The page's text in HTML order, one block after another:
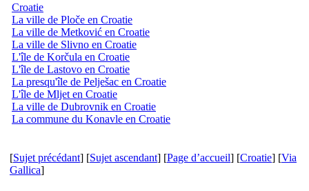
Croatie
La ville de Ploče en Croatie
La ville de Metković en Croatie
La ville de Slivno en Croatie
L'île de Korčula en Croatie
L'île de Lastovo en Croatie
La presqu'île de Pelješac en Croatie
L'île de Mljet en Croatie
La ville de Dubrovnik en Croatie
La commune du Konavle en Croatie
[Sujet précédant] [Sujet ascendant] [Page d’accueil] [Croatie] [Via
Gallica]